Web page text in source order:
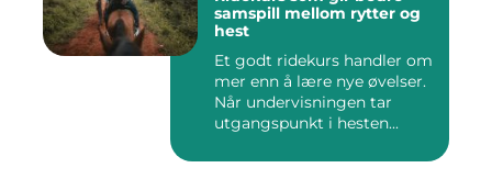
samspill mellom rytter og
hest
Et godt ridekurs handler om
mer enn å lære nye øvelser.
Når undervisningen tar
utgangspunkt i hesten...